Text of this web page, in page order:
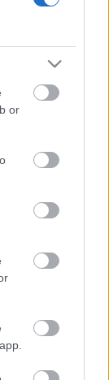
or
κρατική
–
στο
warrants
στην
Ελλάκτωρ
για τις
roadmap